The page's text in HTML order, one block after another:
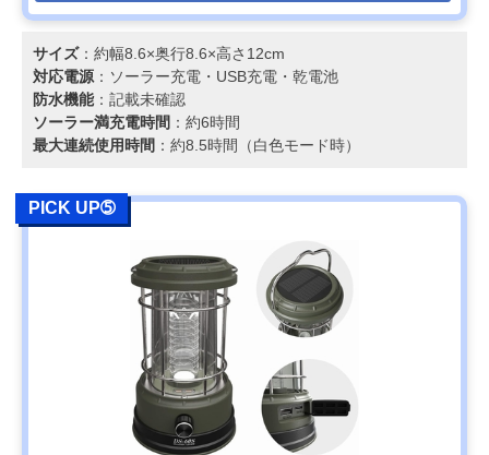
サイズ：約幅8.6×奥行8.6×高さ12cm
対応電源：ソーラー充電・USB充電・乾電池
防水機能：記載未確認
ソーラー満充電時間 ：約6時間
最大連続使用時間 ：約8.5時間（白色モード時）
PICK UP➄